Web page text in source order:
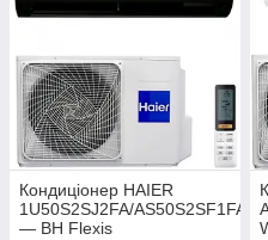
Кондиціонер HAIER
1U50S2SJ2FA/AS50S2SF1FA
— BH Flexis